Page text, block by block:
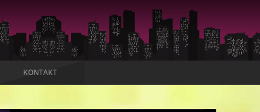
KONTAKT